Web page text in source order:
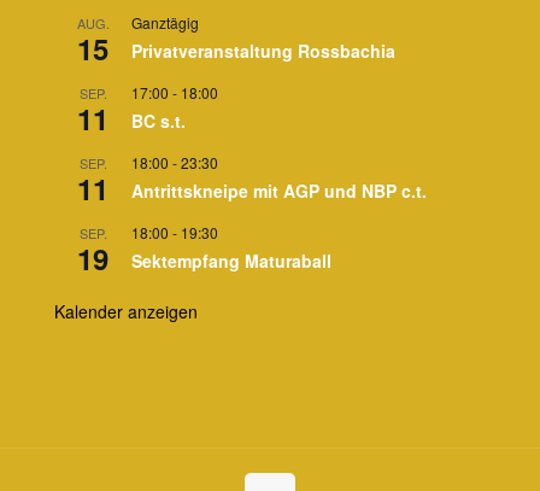
AUG.
15
Ganztägig
Privatveranstaltung Rossbachia
SEP.
11
17:00 - 18:00
BC s.t.
SEP.
11
18:00 -23:30
Antrittskneipe mit AGP und NBP c.t.
SEP.
19
18:00 - 19:30
Sektempfang Maturaball
Kalender anzeigen